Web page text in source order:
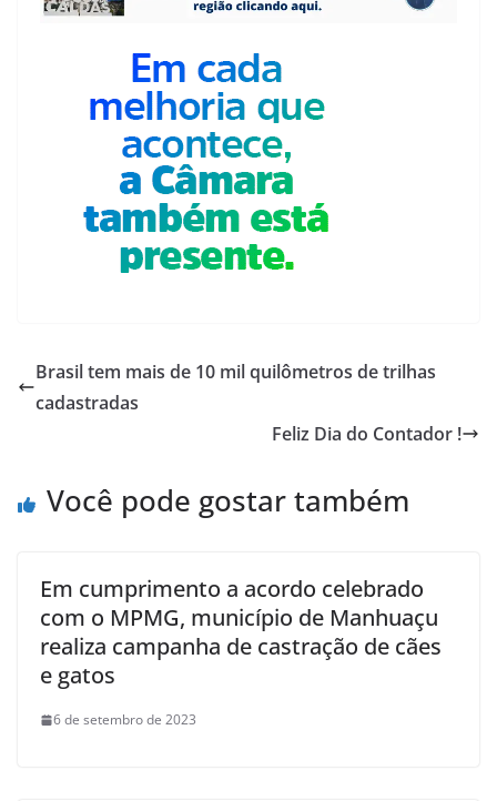
Brasil tem mais de 10 mil quilômetros de trilhas
cadastradas
Feliz Dia do Contador !
Você pode gostar também
Em cumprimento a acordo celebrado
com o MPMG, município de Manhuaçu
realiza campanha de castração de cães
e gatos
6 de setembro de 2023